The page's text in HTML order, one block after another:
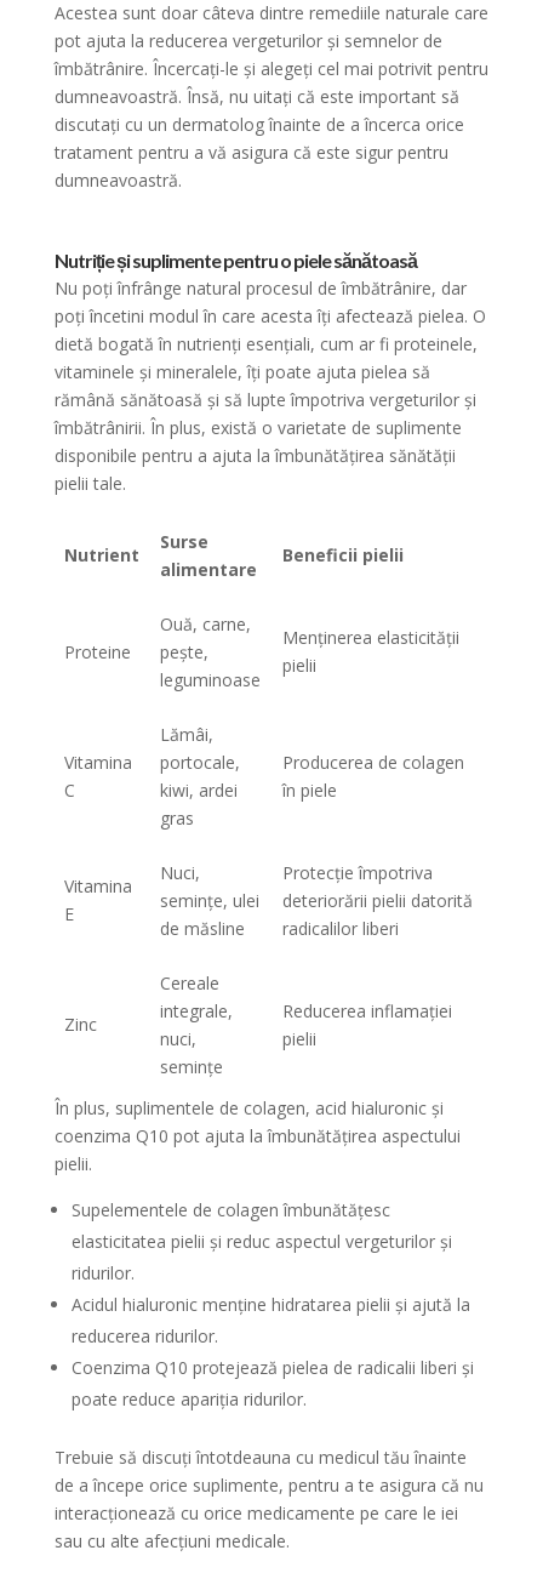
Acestea sunt doar câteva dintre remediile naturale care
pot ajuta la reducerea vergeturilor și semnelor de
îmbătrânire. Încercați-le și alegeți cel mai potrivit pentru
dumneavoastră. Însă, nu uitați că este important să
discutați cu un dermatolog înainte de a încerca orice
tratament pentru a vă asigura că este sigur pentru
dumneavoastră.
Nutriție și suplimente pentru o piele sănătoasă
Nu poți înfrânge natural procesul de îmbătrânire, dar
poți încetini modul în care acesta îți afectează pielea. O
dietă bogată în nutrienți esențiali, cum ar fi proteinele,
vitaminele și mineralele, îți poate ajuta pielea să
rămână sănătoasă și să lupte împotriva vergeturilor și
îmbătrânirii. În plus, există o varietate de suplimente
disponibile pentru a ajuta la îmbunătățirea sănătății
pielii tale.
Nutrient
Surse
alimentare
Beneficii pielii
Proteine
Ouă, carne,
pește,
leguminoase
Menținerea elasticității
pielii
Vitamina
C
Lămâi,
portocale,
kiwi, ardei
gras
Producerea de colagen
în piele
Vitamina
E
Nuci,
semințe, ulei
de măsline
Protecție împotriva
deteriorării pielii datorită
radicalilor liberi
Zinc
Cereale
integrale,
nuci,
semințe
Reducerea inflamației
pielii
În plus, suplimentele de colagen, acid hialuronic și
coenzima Q10 pot ajuta la îmbunătățirea aspectului
pielii.
Supelementele de colagen îmbunătățesc
elasticitatea pielii și reduc aspectul vergeturilor și
ridurilor.
Acidul hialuronic menține hidratarea pielii și ajută la
reducerea ridurilor.
Coenzima Q10 protejează pielea de radicalii liberi și
poate reduce apariția ridurilor.
Trebuie să discuți întotdeauna cu medicul tău înainte
de a începe orice suplimente, pentru a te asigura că nu
interacționează cu orice medicamente pe care le iei
sau cu alte afecțiuni medicale.